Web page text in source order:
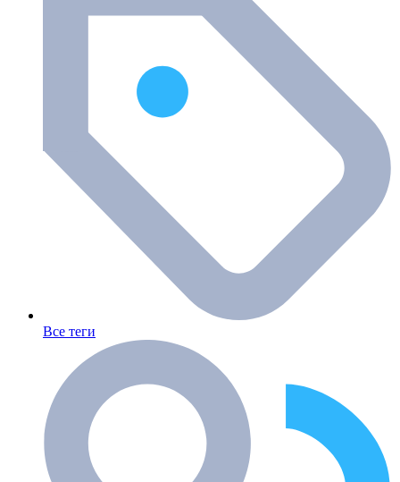
Все теги